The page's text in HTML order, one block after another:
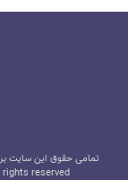
تمامی حقوق این سایت
rights reserved